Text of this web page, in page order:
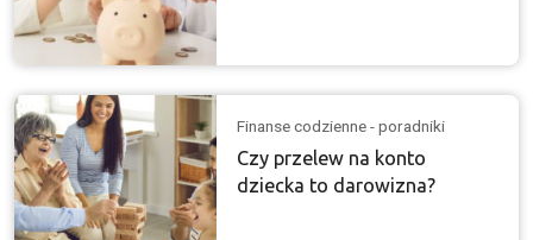
Finanse codzienne - poradniki
Czy przelew na konto
dziecka to darowizna?